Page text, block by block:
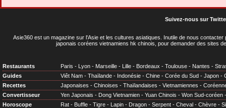
Suivez-nous sur
Asie360 est un magazine sur l'Asie et les cultures asiatiques . Inutile de nous
japonais coréens vietnamiens hk chinois, pour demander des sites
Restaurants Paris - Lyon - Marseille - Lille - Bordeaux - Toulouse - Nantes -
Guides
Viêt Nam - Thaïlande - Indonésie - Chine - Corée du Sud - Japon -
Recettes
Japonaises - Chinoises - Thaïlandaises - Vietnamiennes -
Convertisseur
Yen Japonais - Dong Vietnamien - Yuan Chinois - Won Sud-coréen
Horoscope
Rat - Buffle - Tigre - Lapin - Dragon - Serpent - Cheval - Chèvre -